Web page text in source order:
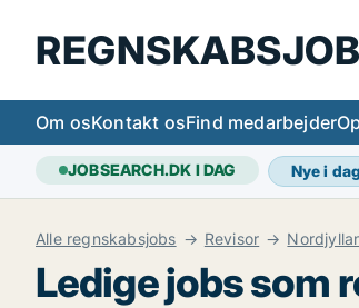
Om osKontakt osFind medarbejder
JOBSEARCH.DK I DAG Nye i dag
Alle regnskabsjobs Revisor
Ledige jobs som